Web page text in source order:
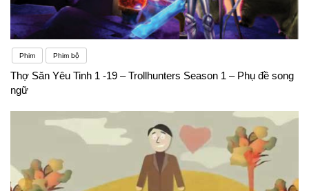
Phim Phim bộ
Thợ Săn Yêu Tinh 1 -19 – Trollhunters Season 1 – Phụ đề song
ngữ